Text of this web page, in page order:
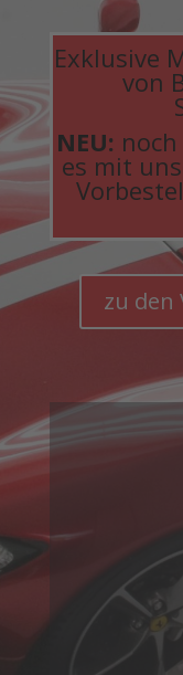
Exklusive
von
NEU:
es mit
zu den